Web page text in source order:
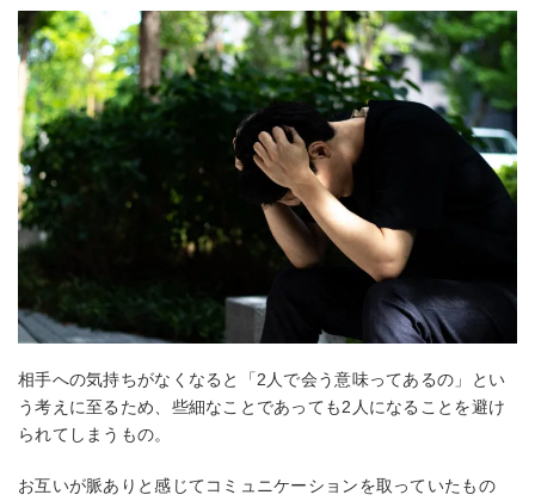
相手への気持ちがなくなると「2人で会う意味ってあるの」とい
う考えに至るため、些細なことであっても2人になることを避け
られてしまうもの。
お互いが脈ありと感じてコミュニケーションを取っていたもの